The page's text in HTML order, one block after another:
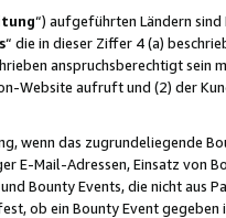
“) aufgeführten Ländern
“ die in dieser Ziffer 4 (a)
anspruchsberechtigt sein
Website aufruft und (2) der
wenn das zugrundeliegende
E-Mail-Adressen, Einsatz von
Bounty Events, die nicht
ob ein Bounty Event